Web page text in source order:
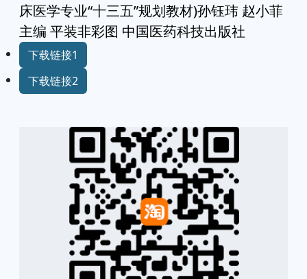
床医学专业“十三五”规划教材)孙钰玮 赵小菲
主编 平装非彩图 中国医药科技出版社
下载链接1
下载链接2